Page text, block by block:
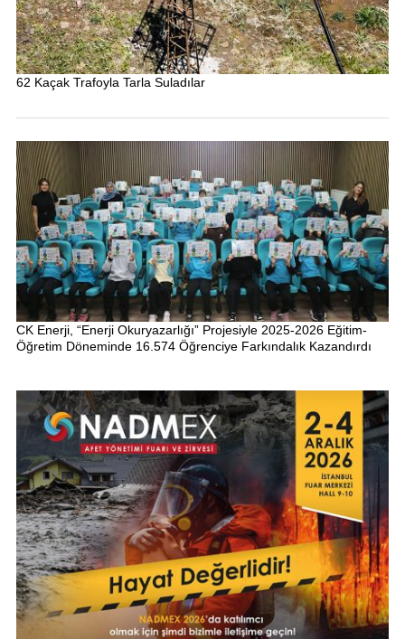
62 Kaçak Trafoyla Tarla Suladılar
CK Enerji, “Enerji Okuryazarlığı” Projesiyle 2025-2026 Eğitim-
Öğretim Döneminde 16.574 Öğrenciye Farkındalık Kazandırdı